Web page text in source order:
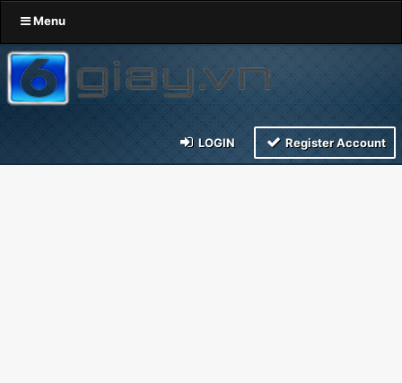
Menu
LOGIN Register Account